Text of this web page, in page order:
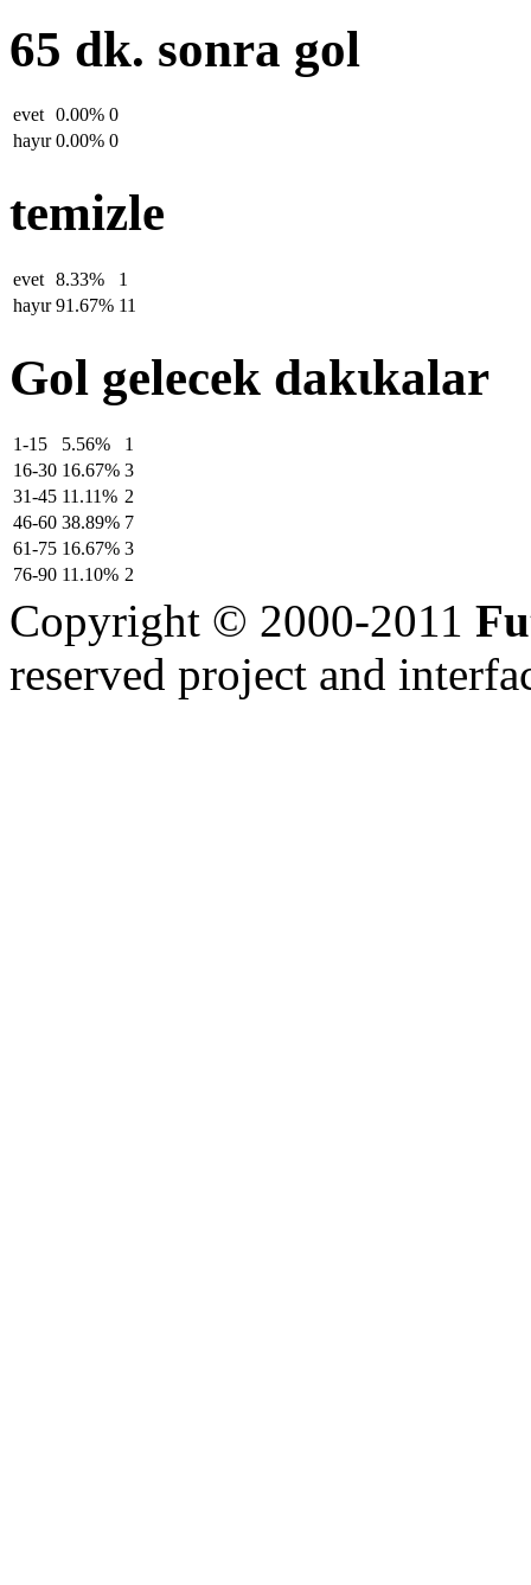
65 dk. sonra gol
evet 0.00% 0
hayιr 0.00% 0
temizle
evet 8.33%
1
hayιr 91.67% 11
Gol gelecek dakιkalar
1-15 5.56%
1
16-30 16.67% 3
31-45 11.11% 2
46-60 38.89% 7
61-75 16.67% 3
76-90 11.10% 2
Copyright © 2000-2011
reserved project and